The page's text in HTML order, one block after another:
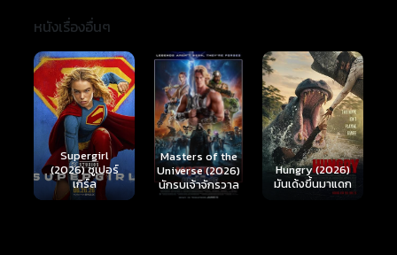
หนังเรื่องอื่นๆ
Masters of the
Universe (2026)
นักรบเจ้าจักรวาล
Hungry (2026)
มันเด้งขึ้นมาแดก
Ready or Not 2:
Here I Come
(2026) เกมพร้อม
ตาย 2